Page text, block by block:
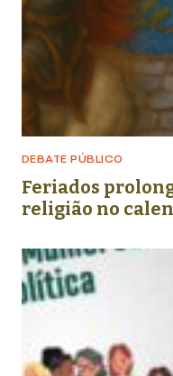
DEBATE PÚBLICO
Feriados
religião no